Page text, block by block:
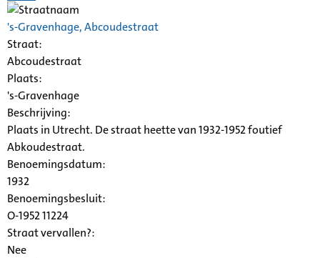
's-Gravenhage, Abcoudestraat
Straat:
Abcoudestraat
Plaats:
's-Gravenhage
Beschrijving:
Plaats in Utrecht. De straat heette van 1932-1952 foutief
Abkoudestraat.
Benoemingsdatum:
1932
Benoemingsbesluit:
O-1952 11224
Straat vervallen?:
Nee